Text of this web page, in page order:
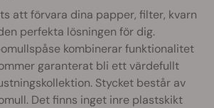
att förvara dina papper, filter, kvarn
perfekta lösningen för dig.
kombinerar funktionalitet
garanterat bli ett värdefullt
Stycket består av
Det finns inget inre plastskikt